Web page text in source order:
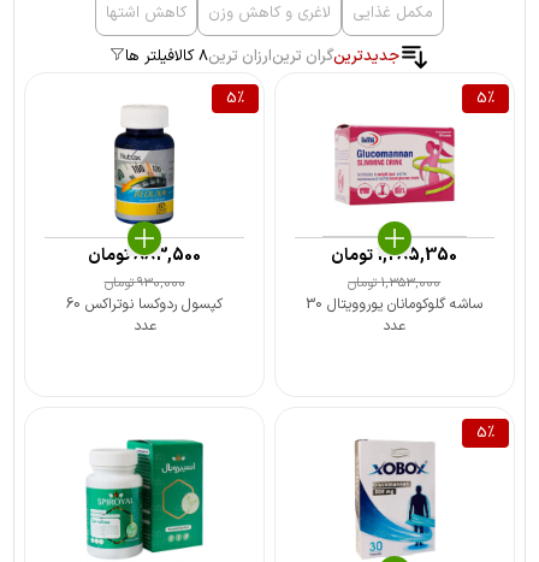
مکمل غذایی لاغری و کاهش وزن
کاهش اشتها
جدیدترینگران ترینارزان ترین8 کالا
فیلتر ها
5%
ساشه گلوکومانان یوروویتال 30
عدد
1,353,000تومان
1,285,350تومان
5%
کپسول ردوکسا نوتراکس 60
عدد
930,000تومان
883,500تومان
5%